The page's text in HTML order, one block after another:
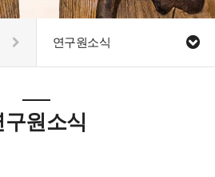
연구원소식
구원소식